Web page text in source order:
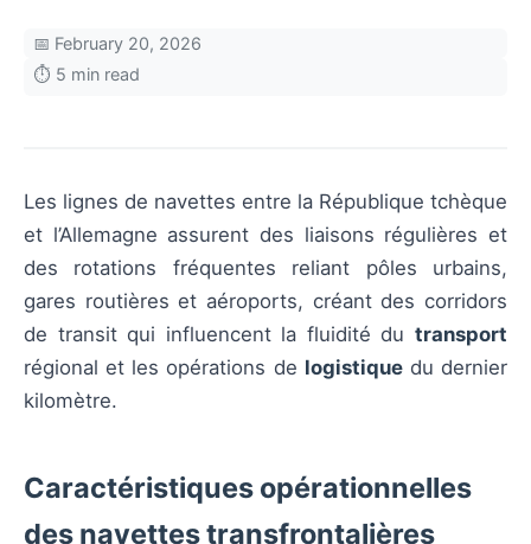
📅 February 20, 2026
⏱️ 5 min read
Les lignes de navettes entre la République tchèque
et l’Allemagne assurent des liaisons régulières et
des rotations fréquentes reliant pôles urbains,
gares routières et aéroports, créant des corridors
de transit qui influencent la fluidité du transport
régional et les opérations de logistiquedu dernier
kilomètre.
Caractéristiques opérationnelles
des navettes transfrontalières